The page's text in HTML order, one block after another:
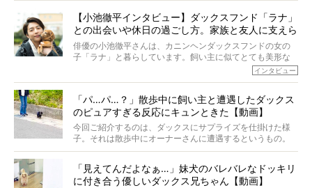
か届きますように。
く」というオーナーさんのポリシーのもと、甘やかさずに
育てられ、18歳になるまで定期検査すらしたことがなかっ
たというココアくん。果たしてその長生きの秘訣とは。
【小池徹平インタビュー】ダックスフンド「ラナ」
との出会いや休日の過ごし方。家族と友人に支えら
れてー
俳優の小池徹平さんは、カニンヘンダックスフンドの女の
子「ラナ」と暮らしています。飼い主に似てとても美形な
ラナは、現在８才。小池さんのインスタグラムでは、ラナ
ケメンから愛されているラナは、去年の誕生日に小池さん
からプレゼントしてもらったハーネスをつけて撮影に参加
してくれました。
インタビュー
「パ…パ…？」散歩中に飼い主と遭遇したダックス
のピュアすぎる反応にキュンときた【動画】
今回ご紹介するのは、ダックスにサプライズを仕掛けた様
子。それは散歩中にオーナーさんに遭遇するというもの。
戸惑って歩きを止めたり、すぐに気付いて追いかけたり、
「見えてんだよなぁ…」妹犬のバレバレなドッキリ
に付き合う優しいダックス兄ちゃん【動画】